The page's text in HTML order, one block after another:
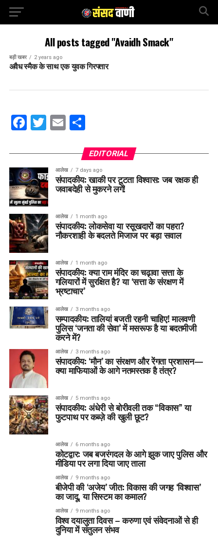
All posts tagged "Avaidh Smack"
बड़ी खबर 2 years ago
अवैध स्मैक के साथ एक युवक गिरफ्तार
Facebook
Twitter
EmailShare
EDITORIAL
आलेख 7 days ago
संपादकीय: खाकी पर टूटता विश्वास: जब रक्षक ही
जवाबदेही से मुकरने लगें!
आलेख 1 month ago
संपादकीय: लोकसेवा या रसूखदारों का पहरा?
नौकरशाही के बदलते मिजाज पर बड़ा सवाल
आलेख 1 month ago
संपादकीय: क्या राम मंदिर का चढ़ावा सत्ता के
गलियारों में सुरक्षित है? या ‘सत्ता के संरक्षण में
भ्रष्टाचार’
आलेख 3 months ago
सम्पादकीय: तालियां बजती रहनी चाहिए! मालवणी
पुलिस ‘जनता की सेवा’ में मसरूफ है या बदतमीजी
करने में?
आलेख 3 months ago
संपादकीय: ‘मौन’ का संरक्षण और रेंगता प्रशासन—
क्या माफियाओं के आगे नतमस्तक है तंत्र?
आलेख 5 months ago
संपादकीय: अंधेरी से बोरीवली तक “विकास” या
फुटपाथ पर कब्ज़े की खुली छूट?
आलेख 6 months ago
कोटद्वार: जब बजरंगदल के आगे झुक जाए पुलिस और
मीडिया पर लगा दिया जाए ताला
आलेख 9 months ago
बीजेपी की ‘अजेय’ जीत: विकास की जगह ‘विश्वास’
का जादू, या सिस्टम का कमाल?
आलेख 9 months ago
विश्व दयालुता दिवस – करुणा एवं संवेदनाओं से ही
दुनिया में संतुलन संभव